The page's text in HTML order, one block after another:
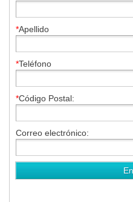
*Apellido
*Teléfono
*Código Postal:
Correo electrónico: